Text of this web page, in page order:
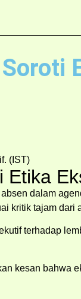
Etika
dalam
kritik tajam dari
terhadap
kesan bahwa